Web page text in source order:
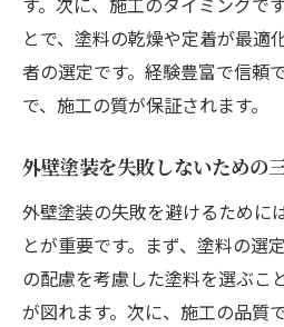
とで、塗料の乾燥や定着が最適
者の選定です。経験豊富で信頼
で、施工の質が保証されます。
外壁塗装を失敗しないための
外壁塗装の失敗を避けるために
とが重要です。まず、塗料の選
の配慮を考慮した塗料を選ぶこ
が図れます。次に、施工の品質